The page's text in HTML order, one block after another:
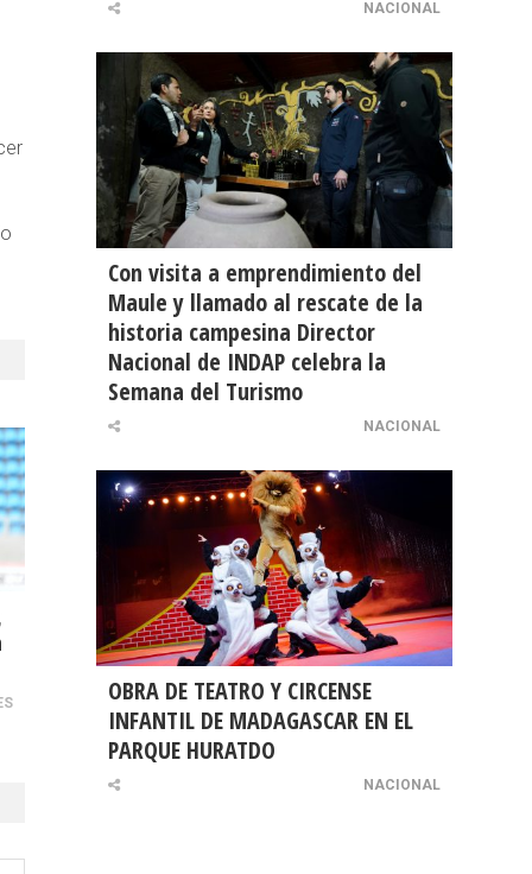
NACIONAL
Con visita a emprendimiento del
Maule y llamado al rescate de la
historia campesina Director
Nacional de INDAP celebra la
Semana del Turismo
NACIONAL
OBRA DE TEATRO Y CIRCENSE
INFANTIL DE MADAGASCAR EN EL
PARQUE HURATDO
NACIONAL